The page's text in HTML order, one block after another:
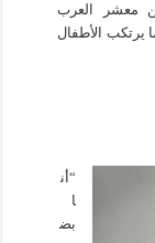
معشر العرب
يرتكب الأطفال
“أن
ا
بض